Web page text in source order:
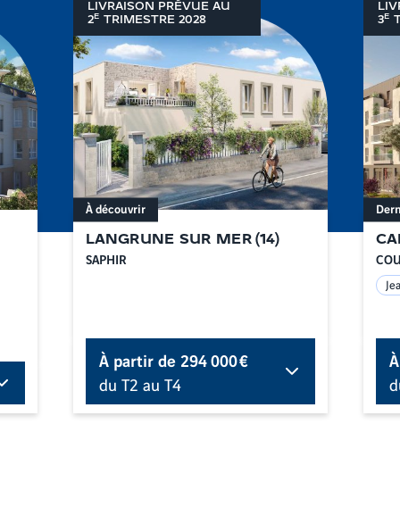
LIVRAISON PRÉVUE AU
2E TRIMESTRE 2028
LANGRUNE SUR MER (14)
SAPHIR
À découvrir
À partir de294 000 €
du T2 au T4
3E